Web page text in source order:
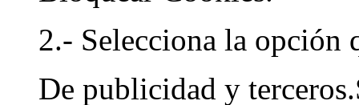
2.- Selecciona la opción
De publicidad y